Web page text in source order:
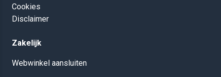
Cookies
Disclaimer
Zakelijk
Webwinkel aansluiten